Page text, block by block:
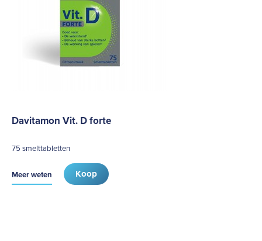
Davitamon Vit. D forte
75 smelttabletten
Koop
Meer weten